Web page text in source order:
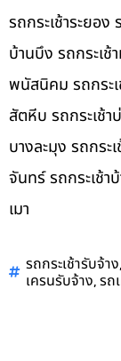
รถกระเช้าระยอง
บ้านบึง รถกระเช้
พนัสนิคม รถกระเ
สัตหีบ รถกระเช้า
บางละมุง รถกระ
จันทร์ รถกระเช้า
เมา
รถกระเช้ารับจ้าง,
เครนรับจ้าง,รถ